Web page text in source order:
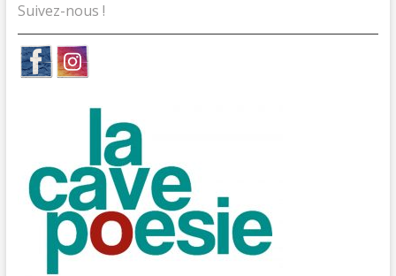
Suivez-nous !